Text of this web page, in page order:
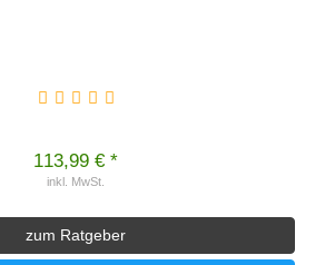
113,99 € *
inkl. MwSt.
zum Ratgeber